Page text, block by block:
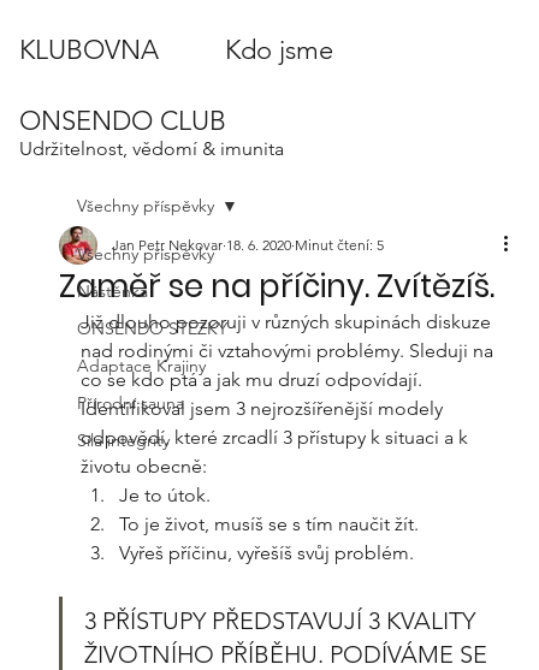
ONSENDO CLUB
Udržitelnost, vědomí & imunita
KLUBOVNA Kdo jsme
Všechny příspěvky
Nástěnka
ONSENDO STEZKY
Adaptace Krajiny
Přírodní sauna
Síla integrity
Všechny příspěvky
Zaměř se na příčiny. Zvítězíš.
Jan Petr Nekovar 18. 6. 2020 Minut čtení: 5
Již dlouho pozoruji v různých skupinách diskuze
nad rodinými či vztahovými problémy. Sleduji na
co se kdo ptá a jak mu druzí odpovídají.
Identifikoval jsem 3 nejrozšířenější modely
odpovědí, které zrcadlí 3 přístupy k situaci a k
životu obecně:
Je to útok.
To je život, musíš se s tím naučit žít.
Vyřeš příčinu, vyřešíš svůj problém.
3 PŘÍSTUPY PŘEDSTAVUJÍ 3 KVALITY
ŽIVOTNÍHO PŘÍBĚHU. PODÍVÁME SE